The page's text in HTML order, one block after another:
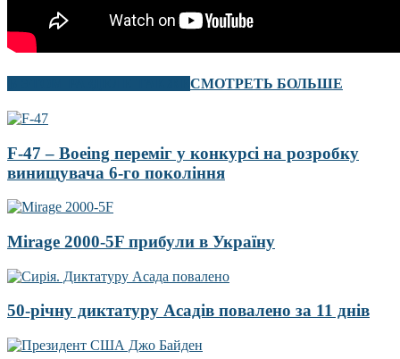
СМОТРЕТЬ БОЛЬШЕ
F-47 – Boeing переміг у конкурсі на розробку
винищувача 6-го покоління
Mirage 2000-5F прибули в Україну
50-річну диктатуру Асадів повалено за 11 днів